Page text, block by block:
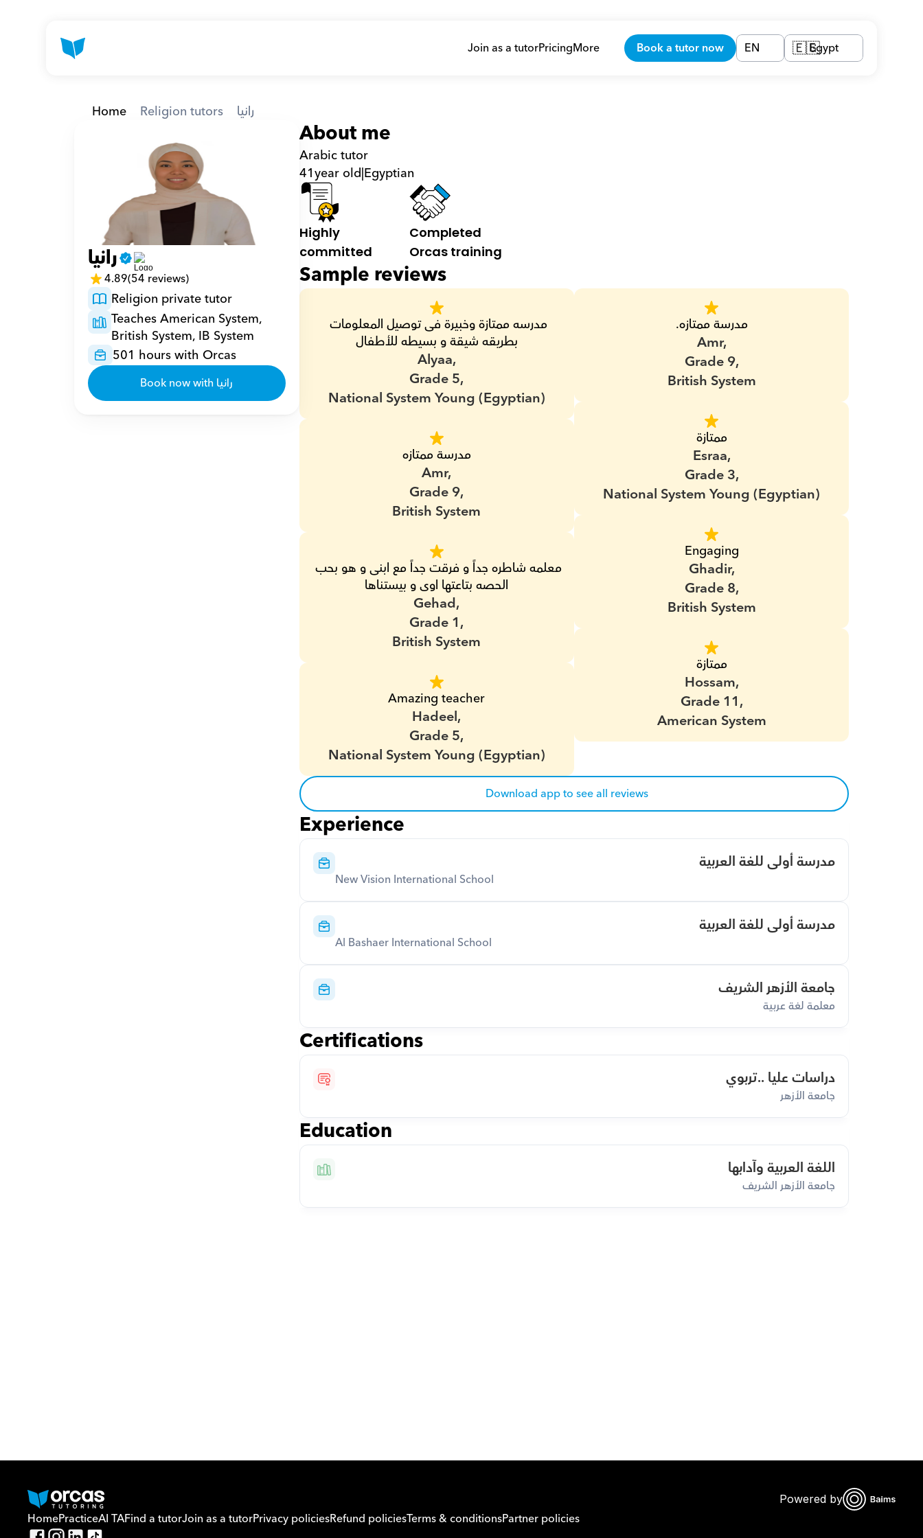
Join as a tutorPricingMore Book a tutor now EN 🇪🇬Egypt
Home Religion tutors رانيا
رانيا
4.89(54 reviews)
Religion private tutor
Teaches American System,
British System, IB System
501 hours with Orcas
Book now with رانيا
About me
Arabic tutor
41year old|Egyptian
Highly
committed
Completed
Orcas training
Sample reviews
بطريقه شيقة و بسيطه للأطفال
Alyaa,
Grade 5,
National System Young (Egyptian)
مدرسة ممتازه
Amr,
Grade 9,
British System
الحصه بتاعتها اوى و بيستناها
Gehad,
Grade 1,
British System
Amazing teacher
Hadeel,
Grade 5,
National System Young (Egyptian)
مدرسة ممتازه.
Amr,
Grade 9,
British System
ممتازة
Esraa,
Grade 3,
National System Young (Egyptian)
Engaging
Ghadir,
Grade 8,
British System
ممتازة
Hossam,
Grade 11,
American System
Download app to see all reviews
Experience
مدرسة أولى للغة العربية
New Vision International School
مدرسة أولى للغة العربية
Al Bashaer International School
جامعة الأزهر الشريف
معلمة لغة عربية
Certifications
دراسات عليا ..تربوي
جامعة الأزهر
Education
اللغة العربية وآدابها
جامعة الأزهر الشريف
Or call us on0221298869
Powered by
HomePracticeAI TAFind a tutorJoin as a tutorPrivacy policiesRefund policiesTerms & conditionsPartner policies